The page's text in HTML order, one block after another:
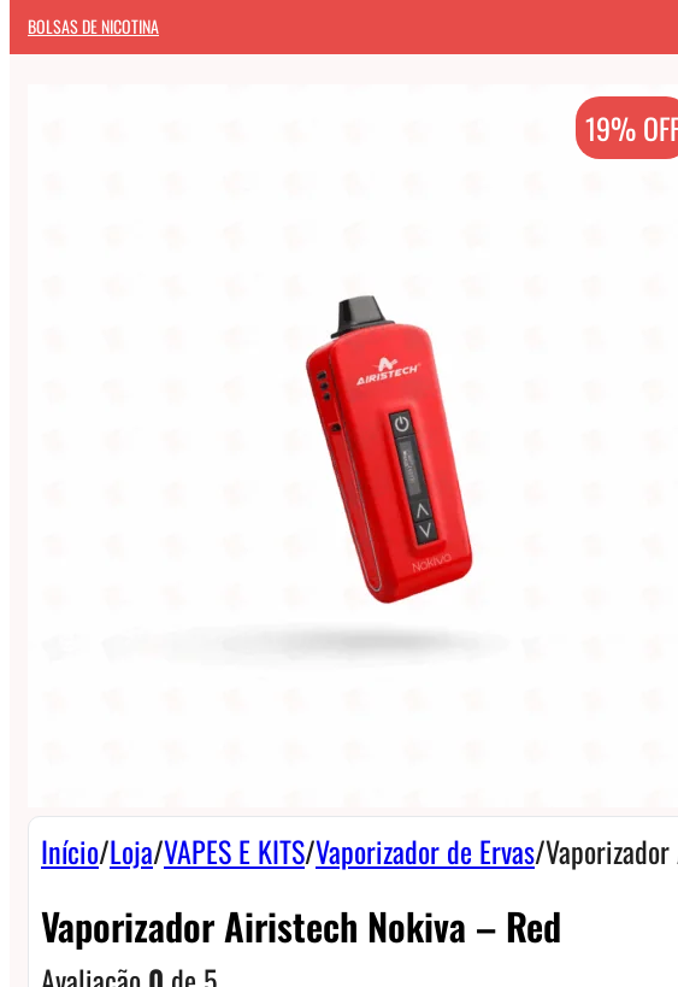
BOLSAS DE NICOTINA
19%
Início/Loja/VAPES E KITS/Vaporizador de Ervas/
Vaporizador Airistech Nokiva – Red